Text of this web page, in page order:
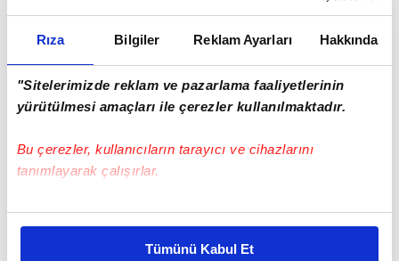
Rıza Bilgiler Reklam Ayarları Hakkında
"Sitelerimizde reklam ve pazarlama faaliyetlerinin
yürütülmesi amaçları ile çerezler kullanılmaktadır.
Bu çerezler, kullanıcıların tarayıcı ve cihazlarını
tanımlayarak çalışırlar.
Bu çerezlere izin vermeniz halinde sizlere özel
daha iyi reklam deneyimi yaşatabiliriz. Bunu yaparken
Tümünü Kabul Et
MESSI'YE ÖVGÜ, MBAPPE'YE MİRAS VURGUSU